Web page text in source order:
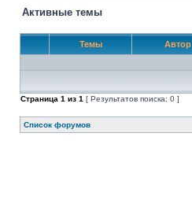
Активные темы
Темы Автор
Страница 1 из 1 [ Результатов поиска: 0 ]
Список форумов